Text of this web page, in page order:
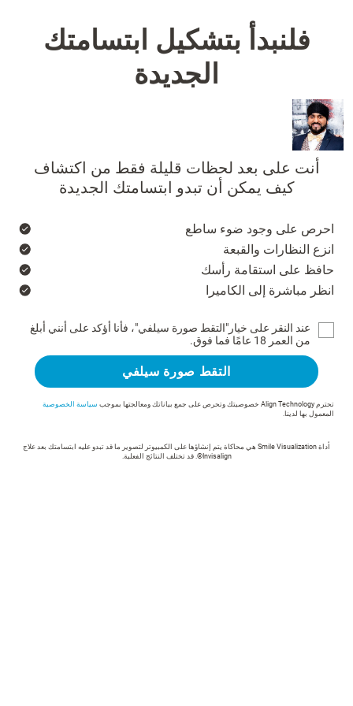
فلنبدأ بتشكيل ابتسامتك
الجديدة
أنت على بعد لحظات قليلة فقط من اكتشاف
كيف يمكن أن تبدو ابتسامتك الجديدة
احرص على وجود ضوء ساطع
انزع النظارات والقبعة
حافظ على استقامة رأسك
انظر مباشرة إلى الكاميرا
عند النقر على خيار"التقط صورة سيلفي"، فأنا أؤكد على أنني أبلغ
من العمر 18 عامًا فما فوق.
التقط صورة سيلفي
تحترم Align Technology خصوصيتك وتحرص على جمع بياناتك ومعالجتها بموجب
سياسة الخصوصية
المعمول بها لدينا.
أداة Smile Visualization هي محاكاة يتم إنشاؤها على الكمبيوتر لتصوير ما قد تبدو عليه ابتسامتك بعد علاج
Invisalign®. قد تختلف النتائج الفعلية.